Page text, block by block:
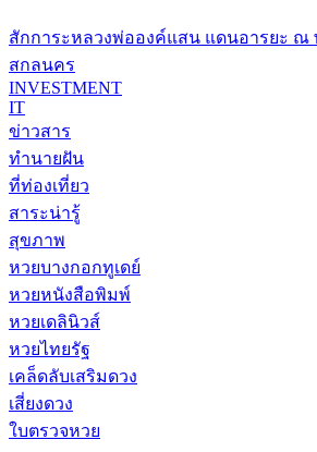
สักการะหลวงพ่อองค์แสน แดนอารยะ ณ
สกลนคร
INVESTMENT
IT
ข่าวสาร
ทำนายฝัน
ที่ท่องเที่ยว
สาระน่ารู้
สุขภาพ
หวยบางกอกทูเดย์
หวยหนังสือพิมพ์
หวยเดลินิวส์
หวยไทยรัฐ
เคล็ดลับเสริมดวง
เสี่ยงดวง
ใบตรวจหวย